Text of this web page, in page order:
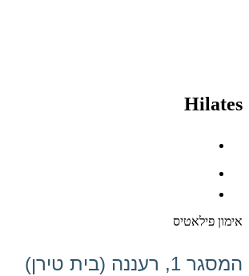
Hilates
אימון פילאטיס
המסגר 1, רעננה (בית טירן)